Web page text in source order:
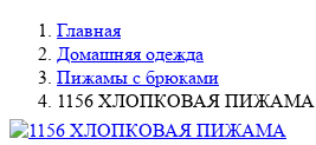
Главная
Домашняя одежда
Пижамы с брюками
1156 ХЛОПКОВАЯ ПИЖАМА